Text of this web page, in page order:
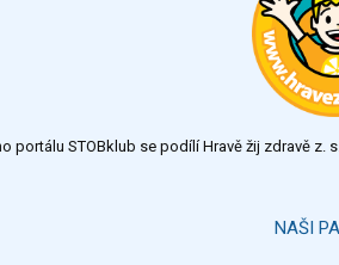
portálu STOBklub se podílí Hravě žij zdravě
NAŠI